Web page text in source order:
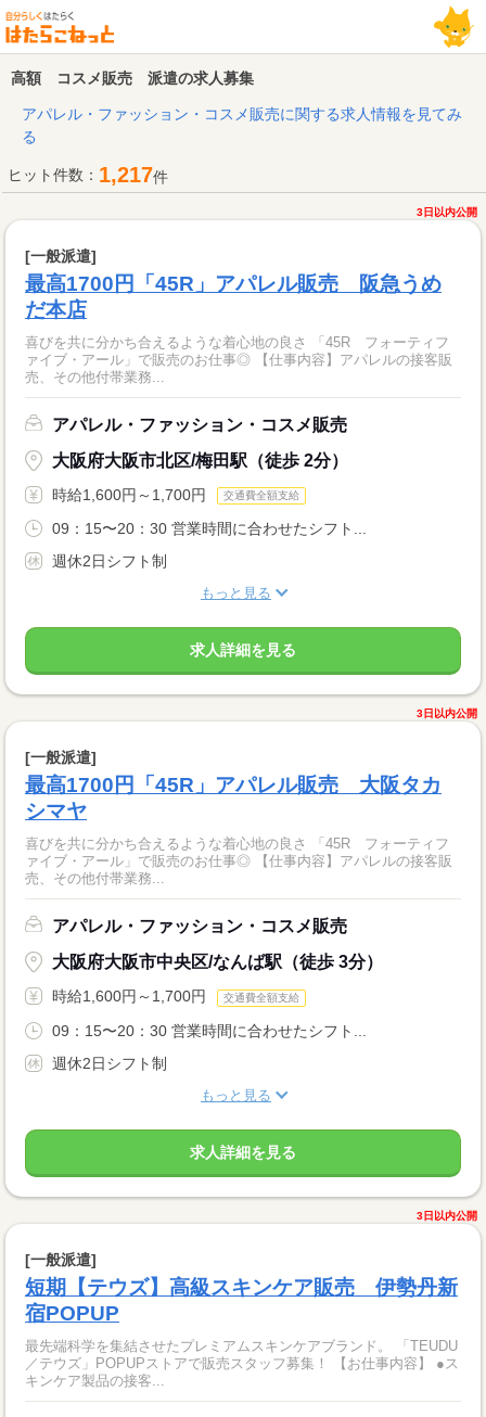
高額 コスメ販売 派遣の求人募集
アパレル・ファッション・コスメ販売に関する求人情報を見てみ
る
ヒット件数： 1,217件
3日以内公開
[一般派遣]
最高1700円「45R」アパレル販売 阪急うめ
だ本店
喜びを共に分かち合えるような着心地の良さ 「45R フォーティフ
ァイブ・アール」で販売のお仕事◎ 【仕事内容】アパレルの接客販
売、その他付帯業務...
アパレル・ファッション・コスメ販売
大阪府大阪市北区/梅田駅（徒歩 2分）
時給1,600円～1,700円 交通費全額支給
09：15〜20：30 営業時間に合わせたシフト...
週休2日シフト制
もっと見る
求人詳細を見る
3日以内公開
[一般派遣]
最高1700円「45R」アパレル販売 大阪タカ
シマヤ
喜びを共に分かち合えるような着心地の良さ 「45R フォーティフ
ァイブ・アール」で販売のお仕事◎ 【仕事内容】アパレルの接客販
売、その他付帯業務...
アパレル・ファッション・コスメ販売
大阪府大阪市中央区/なんば駅（徒歩 3分）
時給1,600円～1,700円 交通費全額支給
09：15〜20：30 営業時間に合わせたシフト...
週休2日シフト制
もっと見る
求人詳細を見る
3日以内公開
[一般派遣]
短期【テウズ】高級スキンケア販売 伊勢丹新
宿POPUP
最先端科学を集結させたプレミアムスキンケアブランド。 「TEUDU
／テウズ」POPUPストアで販売スタッフ募集！ 【お仕事内容】 ●ス
キンケア製品の接客...